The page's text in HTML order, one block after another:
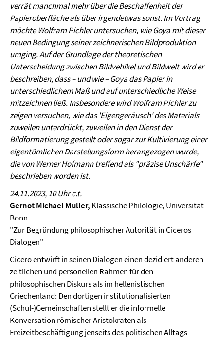
verrät manchmal mehr über die Beschaffenheit der
Papieroberfläche als über irgendetwas sonst. Im Vortrag
möchte Wolfram Pichler untersuchen, wie Goya mit dieser
neuen Bedingung seiner zeichnerischen Bildproduktion
umging. Auf der Grundlage der theoretischen
Unterscheidung zwischen Bildvehikel und Bildwelt wird er
beschreiben, dass – und wie – Goya das Papier in
unterschiedlichem Maß und auf unterschiedliche Weise
mitzeichnen ließ. Insbesondere wird Wolfram Pichler zu
zeigen versuchen, wie das 'Eigengeräusch' des Materials
zuweilen unterdrückt, zuweilen in den Dienst der
Bildformatierung gestellt oder sogar zur Kultivierung einer
eigentümlichen Darstellungsform herangezogen wurde,
die von Werner Hofmann treffend als "präzise Unschärfe"
beschrieben worden ist.
24.11.2023, 10 Uhr c.t.
Gernot Michael Müller, Klassische Philologie, Universität
Bonn
"Zur Begründung philosophischer Autorität in Ciceros
Dialogen"
Cicero entwirft in seinen Dialogen einen dezidiert anderen
zeitlichen und personellen Rahmen für den
philosophischen Diskurs als im hellenistischen
Griechenland: Den dortigen institutionalisierten
(Schul-)Gemeinschaften stellt er die informelle
Konversation römischer Aristokraten als
Freizeitbeschäftigung jenseits des politischen Alltags